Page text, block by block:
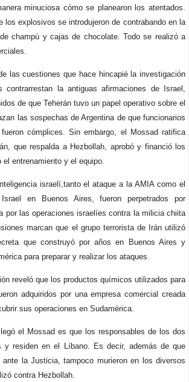
minuciosa cómo se planearon los atentados.
los explosivos se introdujeron de contrabando en la
champú y cajas de chocolate. Todo se realizó a
las cuestiones que hace hincapié la investigación
contrarrestan la antiguas afirmaciones de Israel,
de que Teherán tuvo un papel operativo sobre el
las sospechas de Argentina de que funcionarios
cómplices. Sin embargo, el Mossad ratifica
que respalda a Hezbollah, aprobó y financió los
entrenamiento y el equipo.
israelí,tanto el ataque a la AMIA como el
en Buenos Aires, fueron perpetrados por
por las operaciones israelíes contra la milicia chiita
marcan que el grupo terrorista de Irán utilizó
que construyó por años en Buenos Aires y
para preparar y realizar los ataques.
reveló que los productos químicos utilizados para
adquiridos por una empresa comercial creada
sus operaciones en Sudamérica.
el Mossad es que los responsables de los dos
y residen en el Líbano. Es decir, además de que
ante la Justicia, tampoco murieron en los diversos
contra Hezbollah.